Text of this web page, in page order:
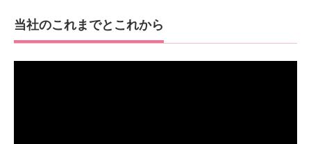
当社のこれまでとこれから